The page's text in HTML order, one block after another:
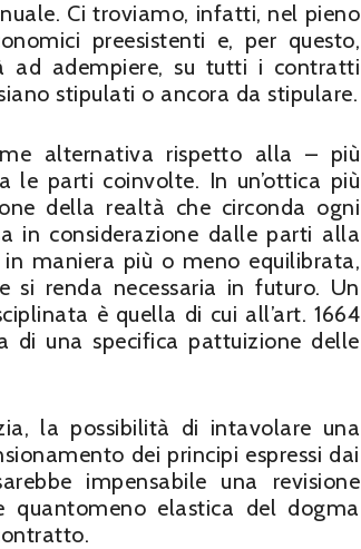
Ci troviamo, infatti, nel pieno
preesistenti e, per questo,
ad adempiere, su tutti i contratti
stipulati o ancora da stipulare.
alternativa rispetto alla – più
le parti coinvolte. In un’ottica più
della realtà che circonda ogni
in considerazione dalle parti alla
maniera più o meno equilibrata,
si renda necessaria in futuro. Un
è quella di cui all’art. 1664
di una specifica pattuizione delle
la possibilità di intavolare una
dei principi espressi dai
impensabile una revisione
quantomeno elastica del dogma